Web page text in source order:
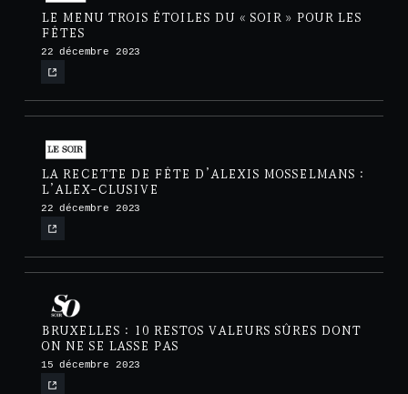
LE MENU TROIS ÉTOILES DU « SOIR » POUR LES
FÊTES
22 décembre 2023
LA RECETTE DE FÊTE D’ALEXIS MOSSELMANS :
L’ALEX-CLUSIVE
22 décembre 2023
BRUXELLES : 10 RESTOS VALEURS SÛRES DONT
ON NE SE LASSE PAS
15 décembre 2023